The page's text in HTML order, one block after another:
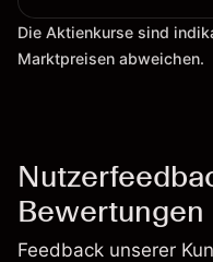
Die Aktienkurse sind
Marktpreisen abweichen.
Bewertungen
Feedback unserer